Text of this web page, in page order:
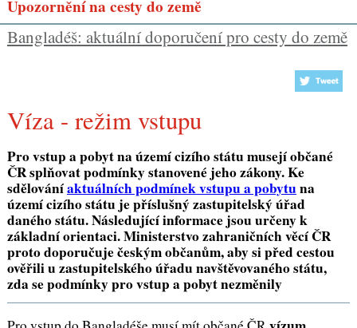
Upozornění na cesty do země
Bangladéš: aktuální doporučení pro cesty do země
Víza - režim vstupu
Pro vstup a pobyt na území cizího státu musejí občané
ČR splňovat podmínky stanovené jeho zákony. Ke
sdělováníaktuálních podmínek vstupu a pobytuna
území cizího státu je příslušný zastupitelský úřad
daného státu. Následující informace jsou určeny k
základní orientaci. Ministerstvo zahraničních věcí ČR
proto doporučuje českým občanům, aby si před cestou
ověřili u zastupitelského úřadu navštěvovaného státu,
zda se podmínky pro vstup a pobyt nezměnily